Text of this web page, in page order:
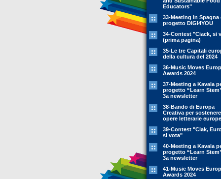
Educators"
33-Meeting in Spagna
progetto DIGI4YOU
34-Contest "Ciack, si
(prima pagina)
35-Le tre Capitali
della cultura del 2024
36-Music Moves
Awards 2024
37-Meeting a Kavala
progetto “Learn
3a newsletter
38-Bando di Europa
Creativa per
opere letterarie
39-Contest "Ciak,
si vota"
40-Meeting a Kavala
progetto “Learn
3a newsletter
41-Music Moves
Awards 2024